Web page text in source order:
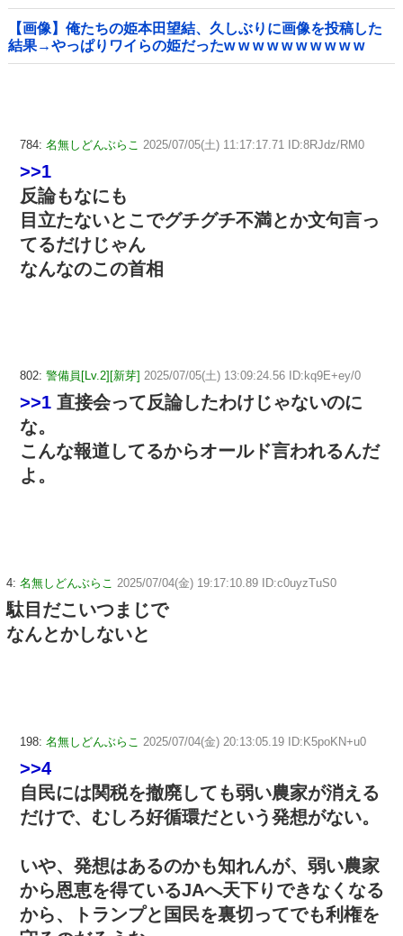
【画像】俺たちの姫本田望結、久しぶりに画像を投稿した
結果→やっぱりワイらの姫だったw w w w w w w w w w
784: 名無しどんぶらこ 2025/07/05(土) 11:17:17.71 ID:8RJdz/RM0
>>1
反論もなにも
目立たないとこでグチグチ不満とか文句言っ
てるだけじゃん
なんなのこの首相
802: 警備員[Lv.2][新芽] 2025/07/05(土) 13:09:24.56 ID:kq9E+ey/0
>>1 直接会って反論したわけじゃないのに
な。
こんな報道してるからオールド言われるんだ
よ。
4: 名無しどんぶらこ 2025/07/04(金) 19:17:10.89 ID:c0uyzTuS0
駄目だこいつまじで
なんとかしないと
198: 名無しどんぶらこ 2025/07/04(金) 20:13:05.19 ID:K5poKN+u0
>>4
自民には関税を撤廃しても弱い農家が消える
だけで、むしろ好循環だという発想がない。
いや、発想はあるのかも知れんが、弱い農家
から恩恵を得ているJAへ天下りできなくなる
から、トランプと国民を裏切ってでも利権を